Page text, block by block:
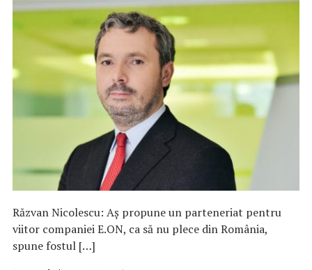
Răzvan Nicolescu: Aş propune un parteneriat pentru
viitor companiei E.ON, ca să nu plece din România,
spune fostul […]